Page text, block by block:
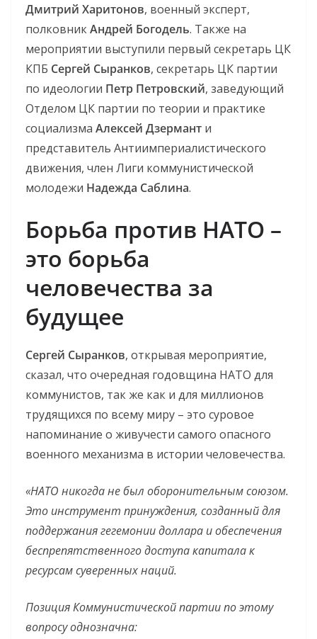
Дмитрий Харитонов, военный эксперт,
полковникАндрей Богодель. Также на
мероприятии выступили первый секретарь ЦК
КПБ Сергей Сыранков, секретарь ЦК партии
по идеологии Петр Петровский, заведующий
Отделом ЦК партии по теории и практике
социализма Алексей Дзермант и
представитель Антиимпериалистического
движения, член Лиги коммунистической
молодежи Надежда Саблина.
Борьба против НАТО –
это борьба
человечества за
будущее
Сергей Сыранков, открывая мероприятие,
сказал, что очередная годовщина НАТО для
коммунистов, так же как и для миллионов
трудящихся по всему миру – это суровое
напоминание о живучести самого опасного
военного механизма в истории человечества.
«НАТО никогда не был оборонительным союзом.
Это инструмент принуждения, созданный для
поддержания гегемонии доллара и обеспечения
беспрепятственного доступа капитала к
ресурсам суверенных наций.
Позиция Коммунистической партии по этому
вопросу однозначна: